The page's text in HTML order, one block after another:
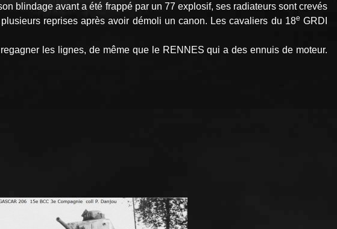
blindage avant a été frappé par un 77 explosif, ses radiateurs sont crevés
reprises après avoir démoli un canon. Les cavaliers du 18e GRDI
les lignes, de même que le RENNES qui a des ennuis de moteur.